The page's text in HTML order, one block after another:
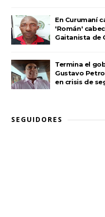
En Curumaní
'Román'
Gaitanista de
Termina el
Gustavo
en crisis de
SEGUIDORES